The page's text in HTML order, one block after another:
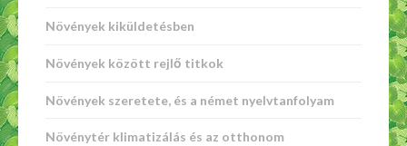
Növények kiküldetésben
Növények között rejlő titkok
Növények szeretete, és a német nyelvtanfolyam
Növénytér klimatizálás és az otthonom